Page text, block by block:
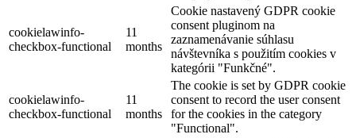
cookielawinfo-
checkbox-functional
11
months
Cookie nastavený GDPR cookie
consent pluginom na
zaznamenávanie súhlasu
návštevníka s použitím cookies v
kategórii "Funkčné".
cookielawinfo-
checkbox-functional
11
months
The cookie is set by GDPR cookie
consent to record the user consent
for the cookies in the category
"Functional".